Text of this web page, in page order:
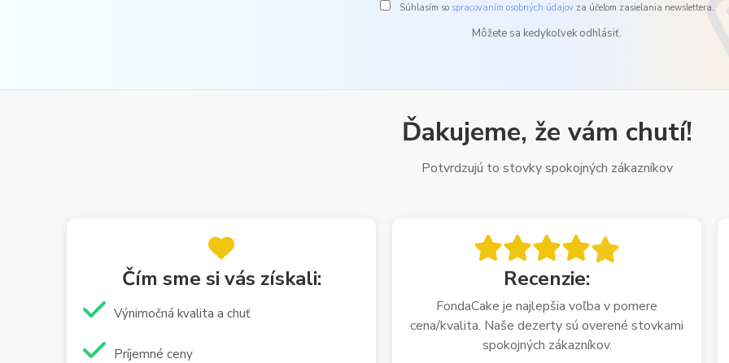
Súhlasím so spracovaním osobných údajovza účelom zasielania newslettera.
Môžete sa kedykoľvek odhlásiť.
Ďakujeme, že vám chutí!
Potvrdzujú to stovky spokojných zákazníkov
Čím sme si vás získali:
Výnimočná kvalita a chuť
Príjemné ceny
Recenzie:
FondaCake je najlepšia voľba v pomere
cena/kvalita. Naše dezerty sú overené stovkami
spokojných zákazníkov.